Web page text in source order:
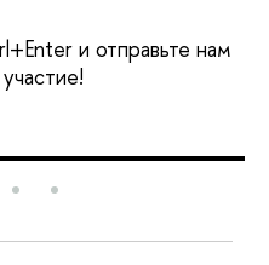
и отправьте нам